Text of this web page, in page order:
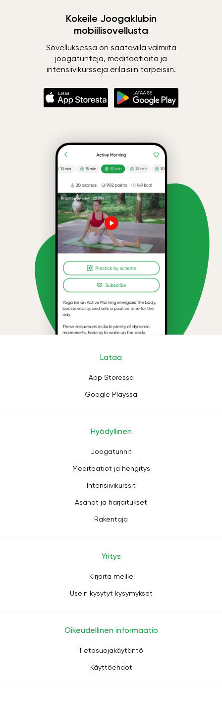
Kokeile Joogaklubin
mobiilisovellusta
Sovelluksessa on saatavilla valmiita
joogatunteja, meditaatioita ja
intensiivikursseja erilaisiin tarpeisiin.
Lataa
App Storessa
Google Playssa
Hyödyllinen
Joogatunnit
Meditaatiot ja hengitys
Intensiivikurssit
Asanat ja harjoitukset
Rakentaja
Yritys
Kirjoita meille
Usein kysytyt kysymykset
Oikeudellinen informaatio
Tietosuojakäytäntö
Käyttöehdot